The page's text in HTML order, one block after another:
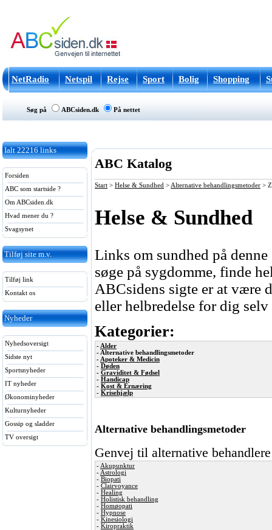
NetRadio Netspil Rejse Sport Bolig Shopping
Søg på ABCsiden.dk På nettet
Ialt 22216 links
Forsiden
ABC som startside ?
Om ABCsiden.dk
Hvad mener du ?
Svagsynet
Tilføj site m.v.
Tilføj link
Kontakt os
Nyheder
Nyhedsoversigt
Sidste nyt
Sportsnyheder
IT nyheder
Økonominyheder
Kulturnyheder
Gossip og sladder
TV oversigt
ABC Katalog
Start > Helse & Sundhed > Alternative behandlingsmetoder >
Helse & Sundhed
Links om sundhed på
søge på sygdomme, finde
ABCsidens sigte er at være
eller helbredelse for dig
Kategorier:
- Alder
- Alternative behandlingsmetoder
- Apoteker & Medicin
- Døden
- Graviditet & Fødsel
- Handicap
- Kost & Ernæring
- Krisehjælp
Alternative behandlingsmetoder
Genvej til alternative
- Akupunktur
- Astrologi
- Biopati
- Clairvoyance
- Healing
- Holistisk behandling
- Homøopati
- Hypnose
- Kinesiologi
- Kiropraktik